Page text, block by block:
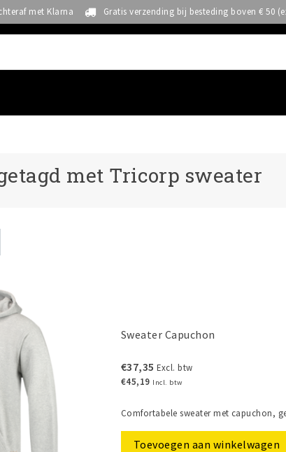
met Klarna Gratis verzending bij besteding boven € 50
met Tricorp sweater
Sweater Capuchon
€37,35 Excl. btw
€45,19 Incl. btw
Comfortabele sweater met capuchon,
Toevoegen aan winkelwagen